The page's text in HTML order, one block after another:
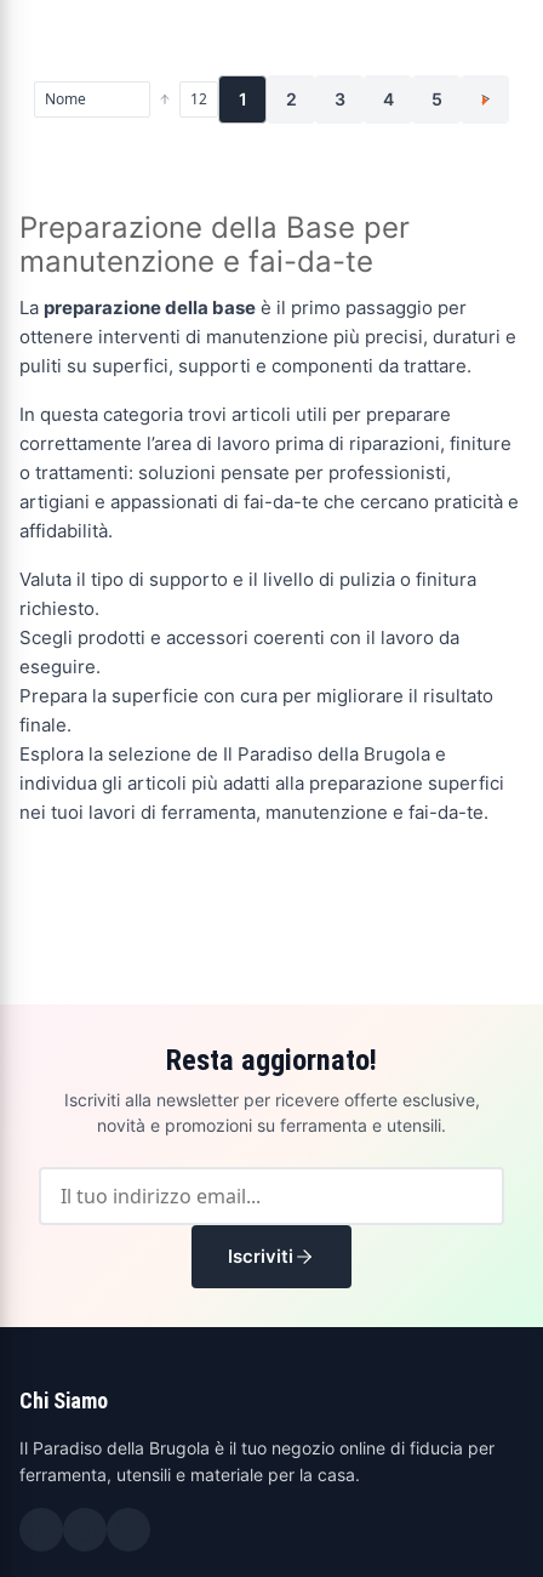
1 2 3 4 5 >
Preparazione della Base per
manutenzione e fai-da-te
La preparazione della base è il primo passaggio per
ottenere interventi di manutenzione più precisi, duraturi e
puliti su superfici, supporti e componenti da trattare.
In questa categoria trovi articoli utili per preparare
correttamente l’area di lavoro prima di riparazioni, finiture
o trattamenti: soluzioni pensate per professionisti,
artigiani e appassionati di fai-da-te che cercano praticità e
affidabilità.
Valuta il tipo di supporto e il livello di pulizia o finitura
richiesto.
Scegli prodotti e accessori coerenti con il lavoro da
eseguire.
Prepara la superficie con cura per migliorare il risultato
finale.
Esplora la selezione de Il Paradiso della Brugola e
individua gli articoli più adatti alla preparazione superfici
nei tuoi lavori di ferramenta, manutenzione e fai-da-te.
Resta aggiornato!
Iscriviti alla newsletter per ricevere offerte esclusive,
novità e promozioni su ferramenta e utensili.
Iscriviti
Chi Siamo
Il Paradiso della Brugola è il tuo negozio online di fiducia per
ferramenta, utensili e materiale per la casa.